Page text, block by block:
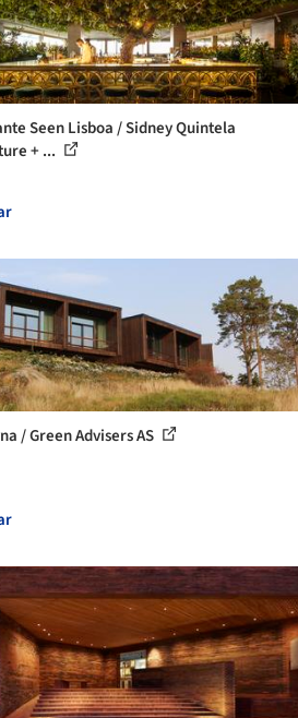
Seen Lisboa / Sidney Quintela
+ ...
/ Green Advisers AS